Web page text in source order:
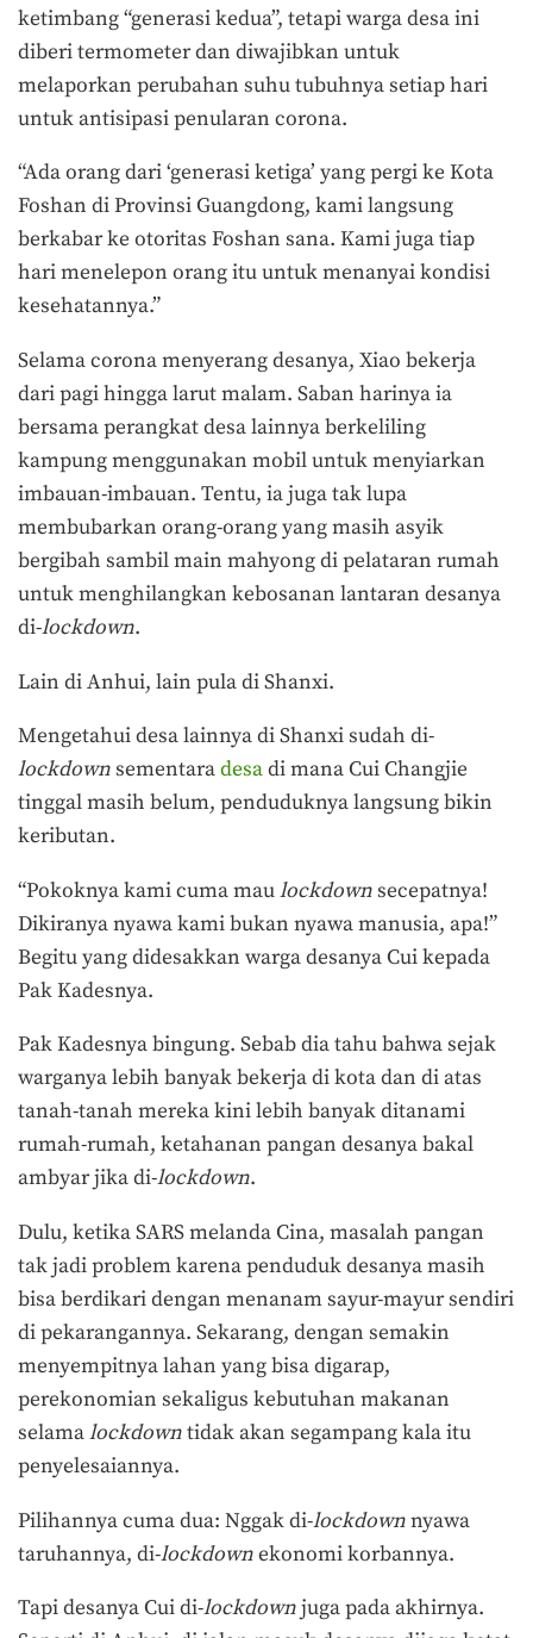
ketimbang “generasi kedua”, tetapi warga desa ini
diberi termometer dan diwajibkan untuk
melaporkan perubahan suhu tubuhnya setiap hari
untuk antisipasi penularan corona.
“Ada orang dari ‘generasi ketiga’ yang pergi ke Kota
Foshan di Provinsi Guangdong, kami langsung
berkabar ke otoritas Foshan sana. Kami juga tiap
hari menelepon orang itu untuk menanyai kondisi
kesehatannya.”
Selama corona menyerang desanya, Xiao bekerja
dari pagi hingga larut malam. Saban harinya ia
bersama perangkat desa lainnya berkeliling
kampung menggunakan mobil untuk menyiarkan
imbauan-imbauan. Tentu, ia juga tak lupa
membubarkan orang-orang yang masih asyik
bergibah sambil main mahyong di pelataran rumah
untuk menghilangkan kebosanan lantaran desanya
di-lockdown.
Lain di Anhui, lain pula di Shanxi.
Mengetahui desa lainnya di Shanxi sudah di-
lockdownsementaradesadi mana Cui Changjie
tinggal masih belum, penduduknya langsung bikin
keributan.
“Pokoknya kami cuma maulockdownsecepatnya!
Dikiranya nyawa kami bukan nyawa manusia, apa!”
Begitu yang didesakkan warga desanya Cui kepada
Pak Kadesnya.
Pak Kadesnya bingung. Sebab dia tahu bahwa sejak
warganya lebih banyak bekerja di kota dan di atas
tanah-tanah mereka kini lebih banyak ditanami
rumah-rumah, ketahanan pangan desanya bakal
ambyar jika di-lockdown.
Dulu, ketika SARS melanda Cina, masalah pangan
tak jadi problem karena penduduk desanya masih
bisa berdikari dengan menanam sayur-mayur sendiri
di pekarangannya. Sekarang, dengan semakin
menyempitnya lahan yang bisa digarap,
perekonomian sekaligus kebutuhan makanan
selamalockdowntidak akan segampang kala itu
penyelesaiannya.
Pilihannya cuma dua: Nggak di-lockdownnyawa
taruhannya, di-lockdownekonomi korbannya.
Tapi desanya Cui di-lockdownjuga pada akhirnya.